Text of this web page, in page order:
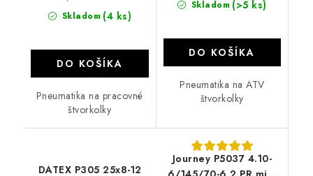
Skladom (4 ks)
DO KOŠÍKA
Pneumatika na pracovné
štvorkolky
Skladom (>5 ks)
DO KOŠÍKA
Pneumatika na ATV
štvorkolky
DATEX P305 25x8-12
Journey P5037 4.10-